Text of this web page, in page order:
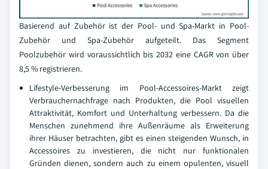
Basierend auf Zubehör ist der Pool- und Spa-Markt in Pool-
Zubehör und Spa-Zubehör aufgeteilt. Das Segment
Poolzubehör wird voraussichtlich bis 2032 eine CAGR von über
8,5 % registrieren.
Lifestyle-Verbesserung im Pool-Accessoires-Markt zeigt
Verbrauchernachfrage nach Produkten, die Pool visuellen
Attraktivität, Komfort und Unterhaltung verbessern. Da die
Menschen zunehmend ihre Außenräume als Erweiterung
ihrer Häuser betrachten, gibt es einen steigenden Wunsch, in
Accessoires zu investieren, die nicht nur funktionalen
Gründen dienen, sondern auch zu einem opulenten, visuell